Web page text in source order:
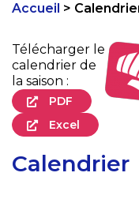
Accueil
Télécharger le
calendrier de
la saison :
PDF
Excel
Calendrier